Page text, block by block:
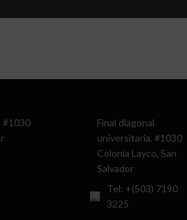
#1030
Final diagonal
universitaria, #1030
Colonia Layco, San
Salvador
Tel: +(503) 7190
3225